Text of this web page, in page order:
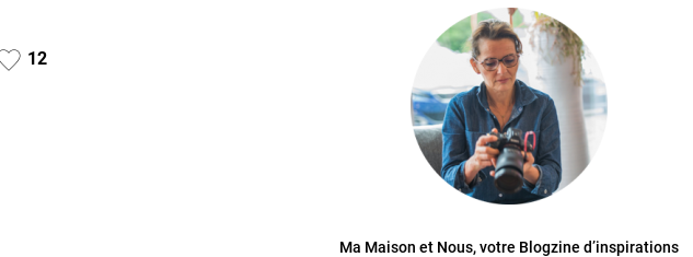
12
Ma Maison et Nous, votre Blogzine d’inspirations